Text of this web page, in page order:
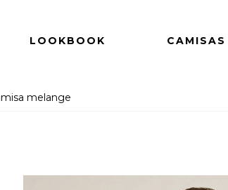
LOOKBOOK CAMISAS
melange